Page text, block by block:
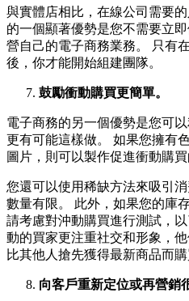
與實體店相比，在線公司需要
的一個顯著優勢是您不需要立
營自己的電子商務業務。 只有
後，你才能開始組建團隊。
鼓勵衝動購買更簡單。
電子商務的另一個優勢是您可
更有可能這樣做。 如果您擁有
圖片，則可以製作促進衝動購買
您還可以使用稀缺方法來吸引
數量有限。 此外，如果您的庫
請考慮對沖動購買進行測試，
動的買家更注重社交和形象，
比其他人搶先獲得最新商品而購
向客戶重新定位或再營銷